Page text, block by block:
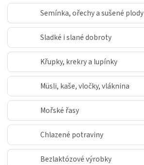
Semínka, ořechy a sušené plody
Sladké i slané dobroty
Křupky, krekry a lupínky
Müsli, kaše, vločky, vláknina
Mořské řasy
Chlazené potraviny
Bezlaktózové výrobky